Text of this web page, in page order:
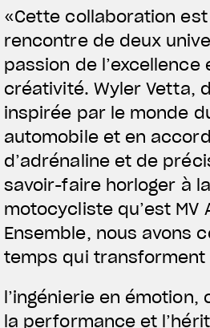
«Cette collaboration
rencontre de deux
passion de l’excellence
créativité. Wyler Vetta,
inspirée par le monde
automobile et en
d’adrénaline et de
savoir-faire horloger à
motocycliste qu’est MV
Ensemble, nous avons
temps qui transforment
l’ingénierie en
la performance et